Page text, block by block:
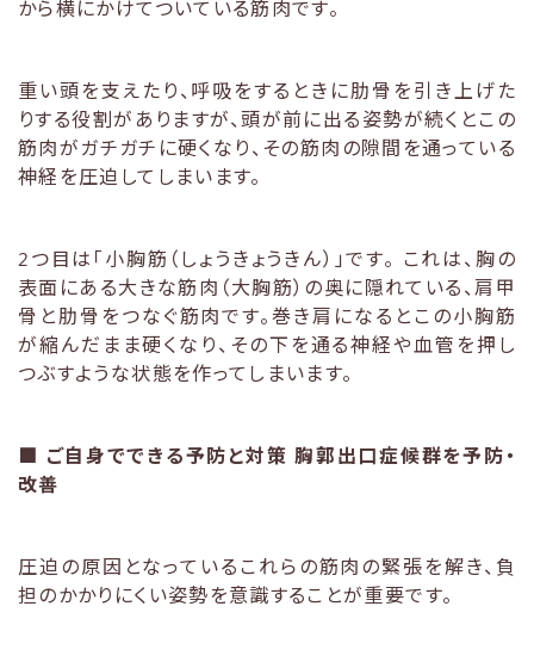
から横にかけてついている筋肉です。
重い頭を支えたり、呼吸をするときに肋骨を引き上げた
りする役割がありますが、頭が前に出る姿勢が続くとこの
筋肉がガチガチに硬くなり、その筋肉の隙間を通っている
神経を圧迫してしまいます。
2つ目は「小胸筋（しょうきょうきん）」です。 これは、胸の
表面にある大きな筋肉（大胸筋）の奥に隠れている、肩甲
骨と肋骨をつなぐ筋肉です。巻き肩になるとこの小胸筋
が縮んだまま硬くなり、その下を通る神経や血管を押し
つぶすような状態を作ってしまいます。
■ ご自身でできる予防と対策 胸郭出口症候群を予防・
改善
圧迫の原因となっているこれらの筋肉の緊張を解き、負
担のかかりにくい姿勢を意識することが重要です。